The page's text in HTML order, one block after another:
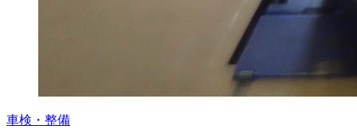
車検・整備